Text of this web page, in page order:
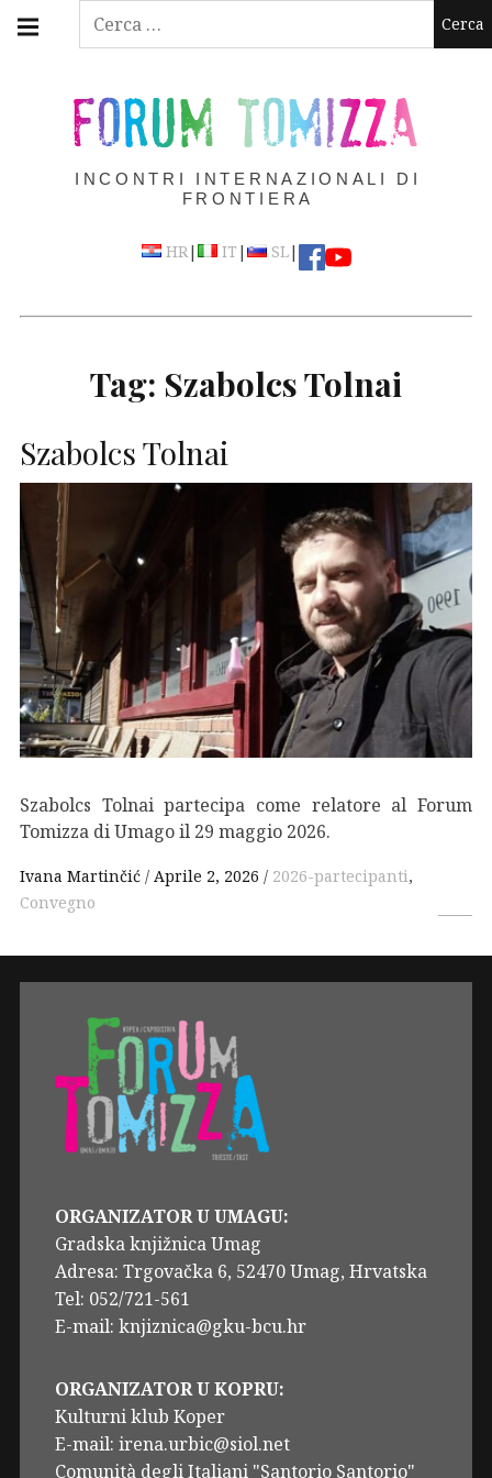
Ricerca
Skip
FORUM TOMIZZA
INCONTRI INTERNAZIONALI DI
FRONTIERA
HR| IT | SL|
navigation
Tag: Szabolcs Tolnai
Szabolcs Tolnai
Szabolcs Tolnai partecipa come relatore al Forum
Tomizza di Umago il 29 maggio 2026.
Ivana Martinčić Aprile 2, 2026 2026-partecipanti,
Convegno
ORGANIZATOR U UMAGU:
Gradska knjižnica Umag
Adresa: Trgovačka 6, 52470 Umag, Hrvatska
Tel: 052/721-561
E-mail: knjiznica@gku-bcu.hr
ORGANIZATOR U KOPRU:
Kulturni klub Koper
E-mail: irena.urbic@siol.net
Comunità degli Italiani "Santorio Santorio"